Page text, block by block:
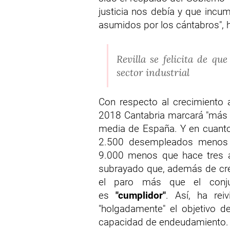
justicia nos debía y que
asumidos por los cántabros",
Revilla se felicita de
sector industrial
Con respecto al crecimiento
2018 Cantabria marcará
media de España. Y en
2.500 desempleados
9.000 menos que hace tres
subrayado que, además de
el paro más que el
es "cumplidor". Así, ha
"holgadamente" el objetivo
capacidad de